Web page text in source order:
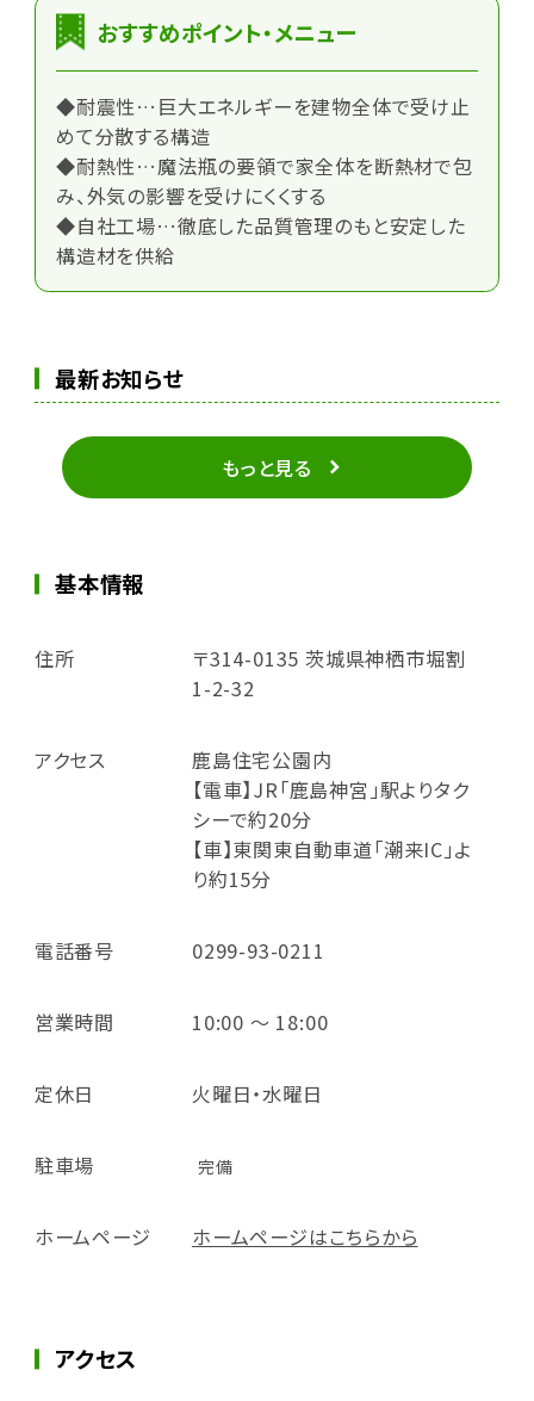
おすすめポイント・メニュー
◆耐震性…巨大エネルギーを建物全体で受け止
めて分散する構造
◆耐熱性…魔法瓶の要領で家全体を断熱材で包
み、外気の影響を受けにくくする
◆自社工場…徹底した品質管理のもと安定した
構造材を供給
最新お知らせ
もっと見る
基本情報
住所
〒314-0135 茨城県神栖市堀割
1-2-32
アクセス
鹿島住宅公園内
【電車】JR「鹿島神宮」駅よりタク
シーで約20分
【車】東関東自動車道「潮来IC」よ
り約15分
電話番号 0299-93-0211
営業時間 10:00 ～ 18:00
定休日 火曜日・水曜日
駐車場 完備
ホームページ ホームページはこちらから
アクセス